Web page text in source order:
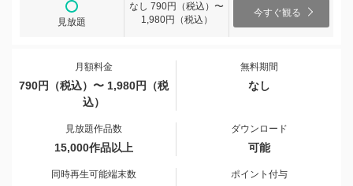
見放題
なし 790円（税込）〜
1,980円（税込）
今すぐ観る
月額料金
790円（税込）〜 1,980円（税
込）
無料期間
なし
見放題作品数
15,000作品以上
ダウンロード
可能
同時再生可能端末数 ポイント付与